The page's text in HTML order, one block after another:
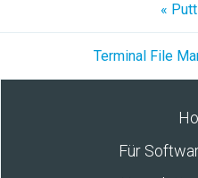
«
Terminal File
Für